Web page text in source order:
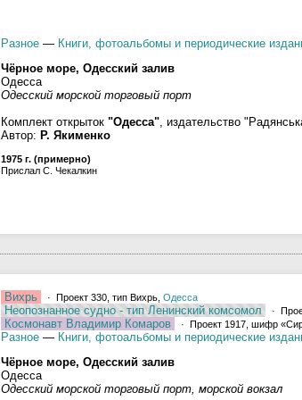
Разное — Книги, фотоальбомы и периодические
Чёрное море, Одесский залив
Одесса
Одесский морской торговый порт
Комплект открыток "Одесса", издательство
Автор: Р. Якименко
1975 г. (примерно)
Прислал С. Чекалкин
Вихрь · Проект 330, тип Вихрь, Одесса
Неопознанное судно - тип Ленинский комсомол ·
Космонавт Владимир Комаров · Проект 1917, шифр
Разное — Книги, фотоальбомы и периодические
Чёрное море, Одесский залив
Одесса
Одесский морской торговый порт, морской вокзал